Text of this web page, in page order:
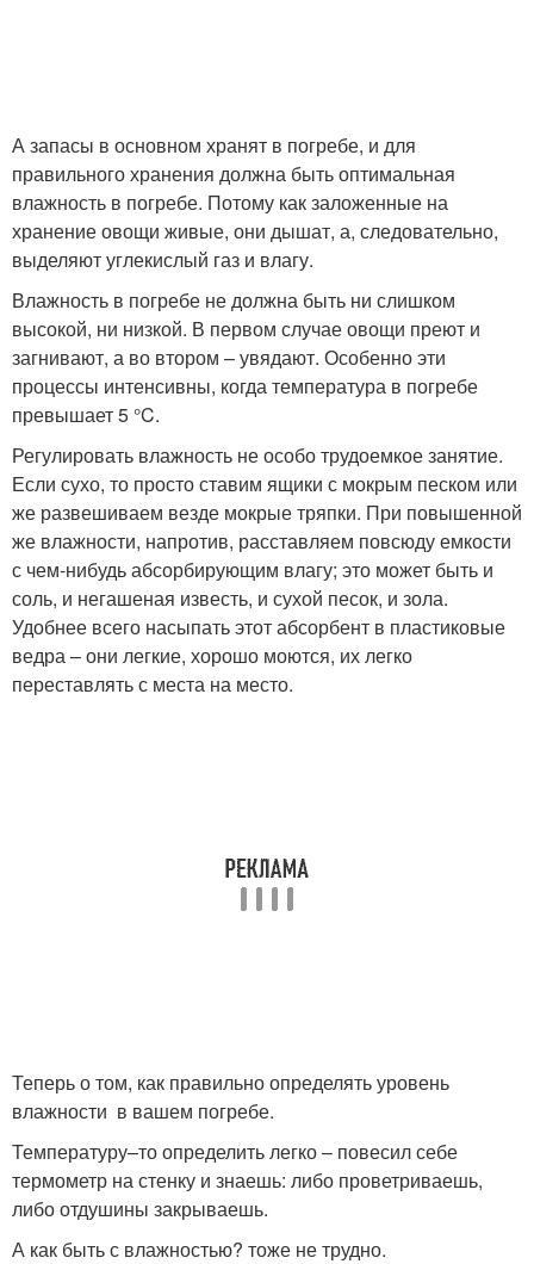
А запасы в основном хранят в погребе, и для
правильного хранения должна быть оптимальная
влажность в погребе. Потому как заложенные на
хранение овощи живые, они дышат, а, следовательно,
выделяют углекислый газ и влагу.
Влажность в погребе не должна быть ни слишком
высокой, ни низкой. В первом случае овощи преют и
загнивают, а во втором – увядают. Особенно эти
процессы интенсивны, когда температура в погребе
превышает 5 °C.
Регулировать влажность не особо трудоемкое занятие.
Если сухо, то просто ставим ящики с мокрым песком или
же развешиваем везде мокрые тряпки. При повышенной
же влажности, напротив, расставляем повсюду емкости
с чем-нибудь абсорбирующим влагу; это может быть и
соль, и негашеная известь, и сухой песок, и зола.
Удобнее всего насыпать этот абсорбент в пластиковые
ведра – они легкие, хорошо моются, их легко
переставлять с места на место.
Теперь о том, как правильно определять уровень
влажности в вашем погребе.
Температуру–то определить легко – повесил себе
термометр на стенку и знаешь: либо проветриваешь,
либо отдушины закрываешь.
А как быть с влажностью? тоже не трудно.